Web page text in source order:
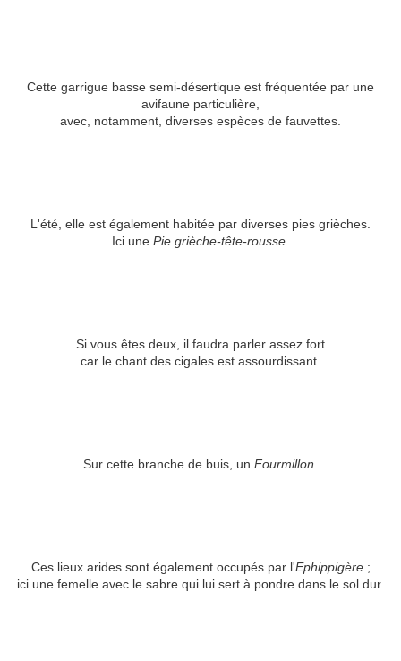
Cette garrigue basse semi-désertique est fréquentée par une
avifaune particulière,
avec, notamment, diverses espèces de fauvettes.
L'été, elle est également habitée par diverses pies grièches.
Ici une Pie grièche-tête-rousse
Si vous êtes deux, il faudra parler assez fort
car le chant des cigales est assourdissant.
Sur cette branche de buis, un Fourmillon
Ces lieux arides sont également occupés par l'Ephippigère;
ici une femelle avec le sabre qui lui sert à pondre dans le sol dur.